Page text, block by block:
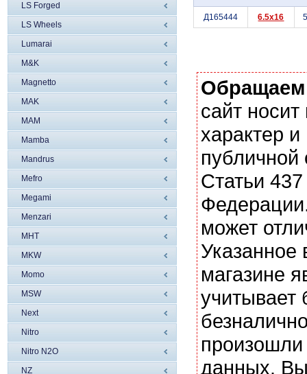
LS Forged
LS Wheels
Lumarai
M&K
Magnetto
MAK
MAM
Mamba
Mandrus
Mefro
Megami
Menzari
MHT
MKW
Momo
MSW
Next
Nitro
Nitro N2O
NZ
Д165444 6.5x16
сайт
характер
Статьи
может
магазине
учитывает
данных. Вы